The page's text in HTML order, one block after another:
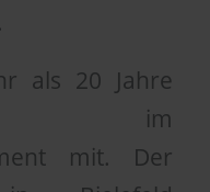
als 20 Jahre
im
mit. Der